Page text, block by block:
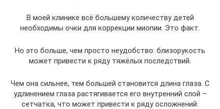
В моей клинике всё большему количеству детей
необходимы очки для коррекции миопии. Это факт.
Но это больше, чем просто неудобство: близорукость
может привести к ряду тяжёлых последствий.
Чем она сильнее, тем большей становится длина глаза. С
удлинением глаза растягивается его внутренний слой –
сетчатка, что может привести к ряду осложнений: